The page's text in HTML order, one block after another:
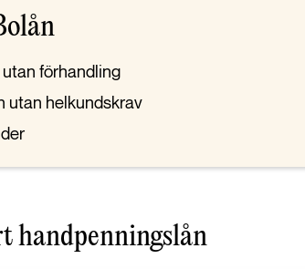
förhandling
utan helkundskrav
handpenningslån